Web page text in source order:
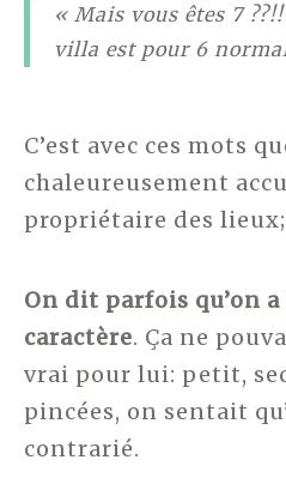
« Mais vous êtes 7
villa est pour 6
C’est avec ces mots
chaleureusement
propriétaire des
On dit parfois qu’on
caractère. Ça ne
vrai pour lui: petit,
pincées, on sentait
contrarié.